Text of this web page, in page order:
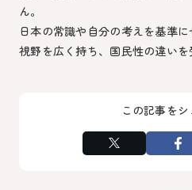
ん。
日本の常識や自分の考えを基準に
視野を広く持ち、国民性の違いを
この記事を